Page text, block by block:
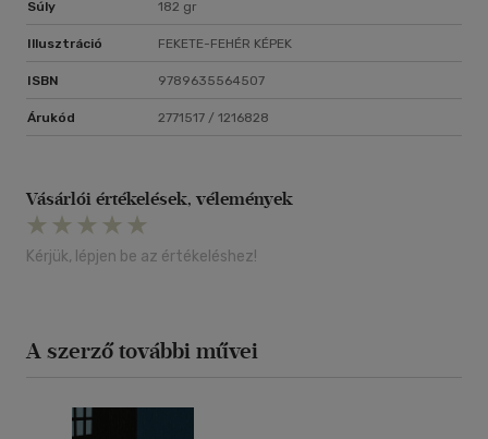
Súly 182 gr
Illusztráció FEKETE-FEHÉR KÉPEK
ISBN 9789635564507
Árukód 2771517 / 1216828
Vásárlói értékelések, vélemények
Kérjük, lépjen be az értékeléshez!
A szerző további művei